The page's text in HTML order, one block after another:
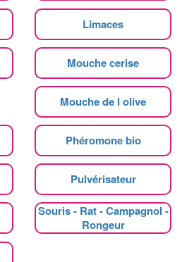
Limaces
Mouche cerise
Mouche de l olive
Phéromone bio
Pulvérisateur
Souris - Rat - Campagnol -
Rongeur